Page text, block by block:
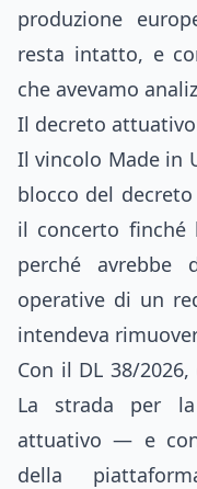
produzione
resta intatto, e
che avevamo
Il decreto
Il vincolo Made in
blocco del
il concerto finché
perché avrebbe
operative di un
intendeva
Con il DL 38/
La strada per la
attuativo — e
della